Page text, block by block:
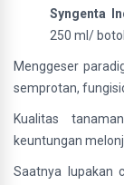
Syngenta
250 ml/ botol.
Menggeser
semprotan,
Kualitas
keuntungan
Saatnya lupakan